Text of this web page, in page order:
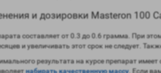
и дозировки Masteron 100
составляет от 0.3 до 0.6 грамма. При
и увеличивать этот срок не следует.
результата на курсе препарат
набирать качественную массу. Если